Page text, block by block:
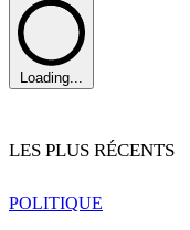
Loading...
LES PLUS RÉCENTS
POLITIQUE